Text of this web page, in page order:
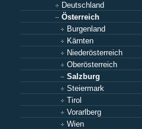
Deutschland
Österreich
Burgenland
Kärnten
Niederösterreich
Oberösterreich
Salzburg
Steiermark
Tirol
Vorarlberg
Wien